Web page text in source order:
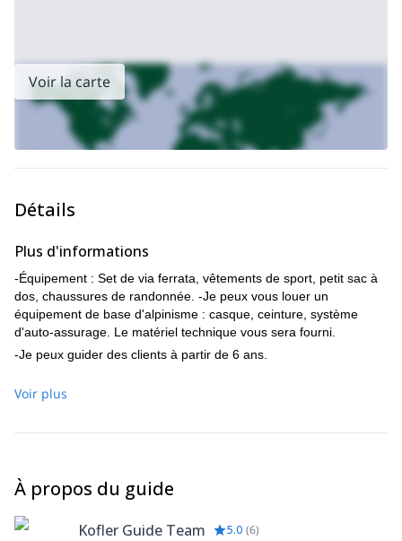
Voir la carte
Détails
Plus d'informations
-Équipement : Set de via ferrata, vêtements de sport, petit sac à
dos, chaussures de randonnée. -Je peux vous louer un
équipement de base d'alpinisme : casque, ceinture, système
d'auto-assurage. Le matériel technique vous sera fourni.
-Je peux guider des clients à partir de 6 ans.
Voir plus
À propos du guide
Kofler Guide Team 5.0 (6)